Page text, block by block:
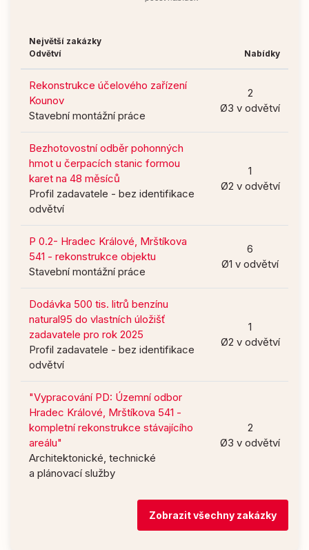
Největší zakázky
Odvětví
Nabídky
Rekonstrukce účelového zařízení
Kounov
Stavební montážní práce
2
Ø3 v odvětví
Bezhotovostní odběr pohonných
hmot u čerpacích stanic formou
karet na 48 měsíců
Profil zadavatele - bez identifikace
odvětví
1
Ø2 v odvětví
P 0.2- Hradec Králové, Mrštíkova
541 - rekonstrukce objektu
Stavební montážní práce
6
Ø1 v odvětví
Dodávka 500 tis. litrů benzínu
natural95 do vlastních úložišť
zadavatele pro rok 2025
Profil zadavatele - bez identifikace
odvětví
1
Ø2 v odvětví
"Vypracování PD: Územní odbor
Hradec Králové, Mrštíkova 541 -
kompletní rekonstrukce stávajícího
areálu"
Architektonické, technické
a plánovací služby
2
Ø3 v odvětví
Zobrazit všechny zakázky